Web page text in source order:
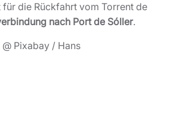
für die Rückfahrt vom Torrent de
nach Port de Sóller.
Pixabay / Hans